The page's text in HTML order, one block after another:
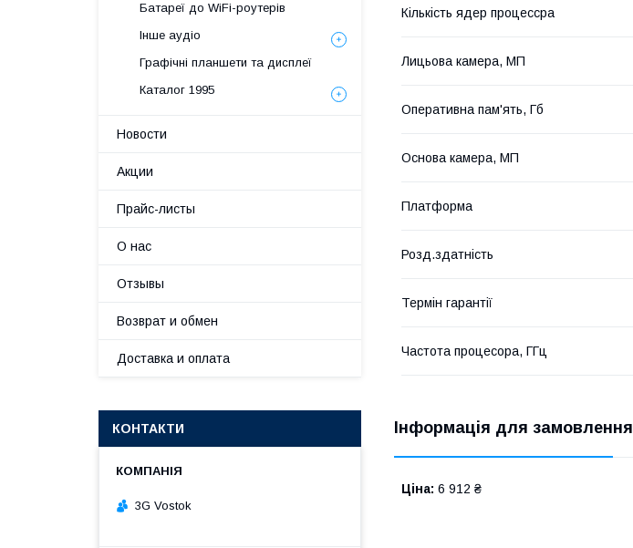
Кількість ядер процессра
Лицьова камера, МП
Оперативна пам'ять, Гб
Основа камера, МП
Платформа
Розд.здатність
Термін гарантії
Частота процесора, ГГц
Інформація для замовлення
Ціна: 6 912 ₴
Батареї до WiFi-роутерів
Інше аудіо
Графічні планшети та дисплеї
Каталог 1995
Новости
Акции
Прайс-листы
О нас
Отзывы
Возврат и обмен
Доставка и оплата
КОНТАКТИ
3G Vostok